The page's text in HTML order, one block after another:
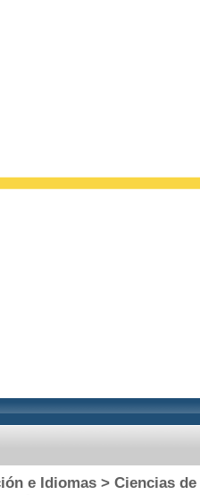
e Idiomas > Ciencias de